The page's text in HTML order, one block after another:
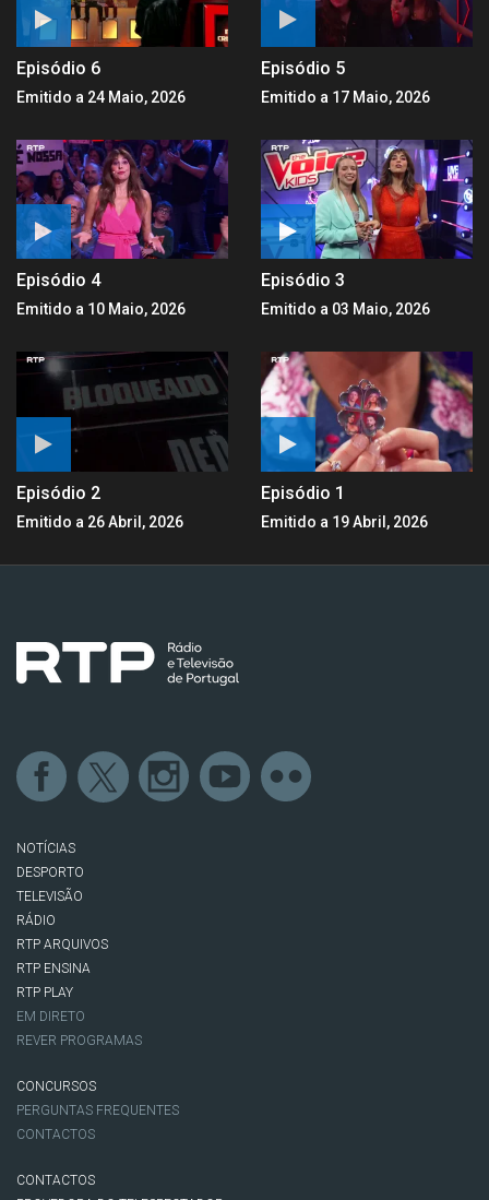
Episódio 6
Emitido a 24 Maio, 2026
Episódio 5
Emitido a 17 Maio, 2026
Episódio 4
Emitido a 10 Maio, 2026
Episódio 3
Emitido a 03 Maio, 2026
Episódio 2
Emitido a 26 Abril, 2026
Episódio 1
Emitido a 19 Abril, 2026
NOTÍCIAS
DESPORTO
TELEVISÃO
RÁDIO
RTP ARQUIVOS
RTP ENSINA
RTP PLAY
EM DIRETO
REVER PROGRAMAS
CONCURSOS
PERGUNTAS FREQUENTES
CONTACTOS
CONTACTOS